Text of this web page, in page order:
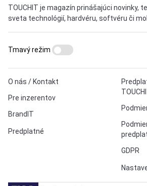
TOUCHIT je magazín prinášajúci novinky,
sveta technológií, hardvéru, softvéru či
O nás / Kontakt
Pre inzerentov
BrandIT
Predplatné
GDPR
Tmavý režim